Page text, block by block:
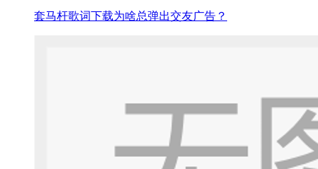
套马杆歌词下载为啥总弹出交友广告？